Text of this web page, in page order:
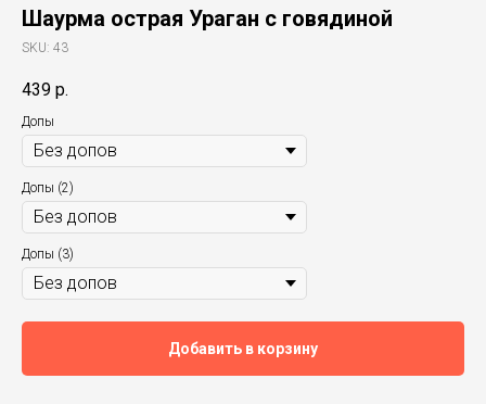
Шаурма острая Ураган с говядиной
SKU: 43
439 р.
Допы
Допы (2)
Допы (3)
Добавить в корзину